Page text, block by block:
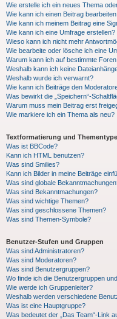
Wie erstelle ich ein neues Thema
Wie kann ich einen Beitrag
Wie kann ich meinem Beitrag eine
Wie kann ich eine Umfrage erstellen?
Wieso kann ich nicht mehr
Wie bearbeite oder lösche ich eine
Warum kann ich auf bestimmte
Weshalb kann ich keine
Weshalb wurde ich verwarnt?
Wie kann ich Beiträge den
Was bewirkt die „Speichern“-
Warum muss mein Beitrag erst
Wie markiere ich ein Thema als neu?
Textformatierung und
Was ist BBCode?
Kann ich HTML benutzen?
Was sind Smilies?
Kann ich Bilder in meine Beiträge
Was sind globale
Was sind Bekanntmachungen?
Was sind wichtige Themen?
Was sind geschlossene Themen?
Was sind Themen-Symbole?
Benutzer-Stufen und Gruppen
Was sind Administratoren?
Was sind Moderatoren?
Was sind Benutzergruppen?
Wo finde ich die Benutzergruppen
Wie werde ich Gruppenleiter?
Weshalb werden verschiedene
Was ist eine Hauptgruppe?
Was bedeutet der „Das Team“-Link